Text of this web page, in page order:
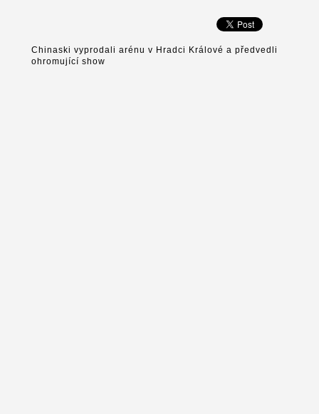
Chinaski vyprodali arénu v Hradci Králové a předvedli
ohromující show